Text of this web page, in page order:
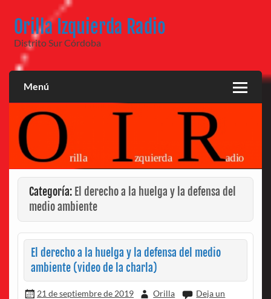
contenido
Orilla Izquierda Radio
Distrito Sur Córdoba
Menú
Categoría: El derecho a la huelga y la defensa del
medio ambiente
El derecho a la huelga y la defensa del medio
ambiente (video de la charla)
21 de septiembre de 2019 Orilla
Deja un